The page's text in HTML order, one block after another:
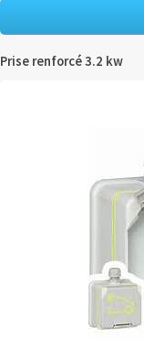
Prise renforcé 3.2 kw